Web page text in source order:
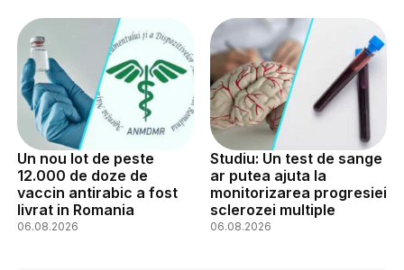
Un nou lot de peste
12.000 de doze de
vaccin antirabic a fost
livrat in Romania
06.08.2026
Studiu: Un test de sange
ar putea ajuta la
monitorizarea progresiei
sclerozei multiple
06.08.2026